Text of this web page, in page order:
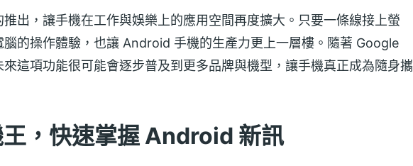
出，讓手機在工作與娛樂上的應用空間再度擴大。只要一條線接上螢
腦的操作體驗，也讓 Android 手機的生產力更上一層樓。隨著 Google
這項功能很可能會逐步普及到更多品牌與機型，讓手機真正成為隨身攜
王，快速掌握 Android 新訊